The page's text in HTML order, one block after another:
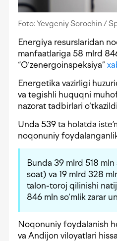
Foto: Yevgeniy Sorochin /
Energiya resurslaridan
manfaatlariga 58 mlrd
“O‘zenergoinspeksiya”
Energetika vazirligi
va tegishli huquqni
nazorat tadbirlari
Unda 539 ta holatda
noqonuniy
Bunda 39 mlrd 518
soat) va 19 mlrd 328
talon-toroj qilinishi
846 mln so‘mlik zarar
Noqonuniy foydalanish
va Andijon viloyatlari